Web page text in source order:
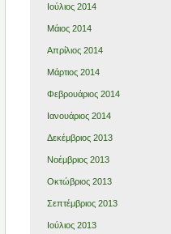
Ιούλιος 2014
Μάιος 2014
Απρίλιος 2014
Μάρτιος 2014
Φεβρουάριος 2014
Ιανουάριος 2014
Δεκέμβριος 2013
Νοέμβριος 2013
Οκτώβριος 2013
Σεπτέμβριος 2013
Ιούλιος 2013